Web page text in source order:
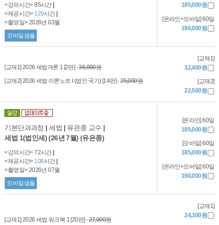
<강의시간> 85시간
<제공시간> 129시간
<촬영일> 2026년 03월
모바일샘플
185,000원
[온라인+모바일] 60일
190,000원
[교재1] 2026 세법개론 1 [2판] -36,000원
[교재2] 2026 세법 이론노트 I (법인 국기) [14판] -25,000원
[교재1]
32,400원
[교재2]
22,500원
기본단과과정 | 세법 | 유은종 교수 |
세법 1(법인세) (26년 7월) (유은종)
<강의시간> 72시간
<제공시간> 108시간
<촬영일> 2026년 07월
모바일샘플
[온라인] 60일
185,000원
[모바일] 60일
185,000원
[온라인+모바일] 60일
190,000원
[교재1] 2026 세법 워크북 1 [20판] -27,000원
[교재1]
24,300원